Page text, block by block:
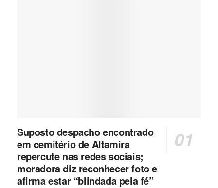
Suposto despacho encontrado
em cemitério de Altamira
repercute nas redes sociais;
moradora diz reconhecer foto e
afirma estar “blindada pela fé”